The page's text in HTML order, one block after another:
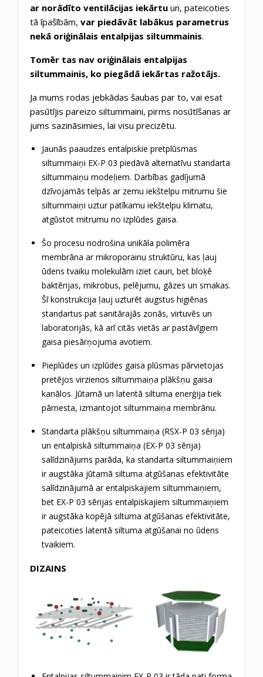
ar norādīto ventilācijas iekārtu un, pateicoties
tā īpašībām, var piedāvāt labākus parametrus
nekā oriģinālais entalpijas siltummainis.
Tomēr tas nav oriģinālais entalpijas
siltummainis, ko piegādā iekārtas ražotājs.
Ja mums rodas jebkādas šaubas par to, vai esat
pasūtījis pareizo siltummaini, pirms nosūtīšanas ar
jums sazināsimies, lai visu precizētu.
Jaunās paaudzes entalpiskie pretplūsmas
siltummaiņi EX-P 03 piedāvā alternatīvu standarta
siltummaiņu modeļiem. Darbības gadījumā
dzīvojamās telpās ar zemu iekštelpu mitrumu šie
siltummaiņi uztur patīkamu iekštelpu klimatu,
atgūstot mitrumu no izplūdes gaisa.
Šo procesu nodrošina unikāla polimēra
membrāna ar mikroporainu struktūru, kas ļauj
ūdens tvaiku molekulām iziet cauri, bet bloķē
baktērijas, mikrobus, pelējumu, gāzes un smakas.
Šī konstrukcija ļauj uzturēt augstus higiēnas
standartus pat sanitārajās zonās, virtuvēs un
laboratorijās, kā arī citās vietās ar pastāvīgiem
gaisa piesārņojuma avotiem.
Pieplūdes un izplūdes gaisa plūsmas pārvietojas
pretējos virzienos siltummaiņa plākšņu gaisa
kanālos. Jūtamā un latentā siltuma enerģija tiek
pārnesta, izmantojot siltummaiņa membrānu.
Standarta plākšņu siltummaiņa (RSX-P 03 sērija)
un entalpiskā siltummaiņa (EX-P 03 sērija)
salīdzinājums parāda, ka standarta siltummaiņiem
ir augstāka jūtamā siltuma atgūšanas efektivitāte
salīdzinājumā ar entalpiskajiem siltummaiņiem,
bet EX-P 03 sērijas entalpiskajiem siltummaiņiem
ir augstāka kopējā siltuma atgūšanas efektivitāte,
pateicoties latentā siltuma atgūšanai no ūdens
tvaikiem.
DIZAINS